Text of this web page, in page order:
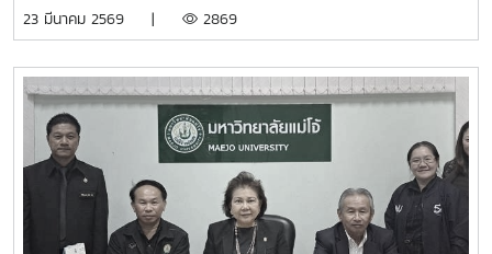
นักศึกษา ชั้น 2 อาคารอำนวย ยศสุข ตั้งแต่วันที่ 23 มีนาคม -
เข้าร่วมกลุ่มไลน์นักศึกษาทุนการศึกษาคณะกรรมการส่งเสริม
กิจการมหาวิทยาลัยด้วยการ Scan QR Code ด้านล่างนี้เอกสาร
ที่ต้องมาส่งสำเนาบัตรประชาชน 2 ฉบับสำเนาหน้าบัญชีธนาคาร
จำนวน 2 ฉบับ
23 มีนาคม 2569 | 2869